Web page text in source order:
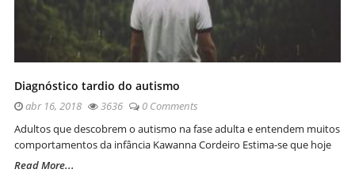
Diagnóstico tardio do autismo
abr 16, 2018 3636
0 Comments
Adultos que descobrem o autismo na fase adulta e entendem muitos
comportamentos da infância Kawanna Cordeiro Estima-se que hoje
Read More...